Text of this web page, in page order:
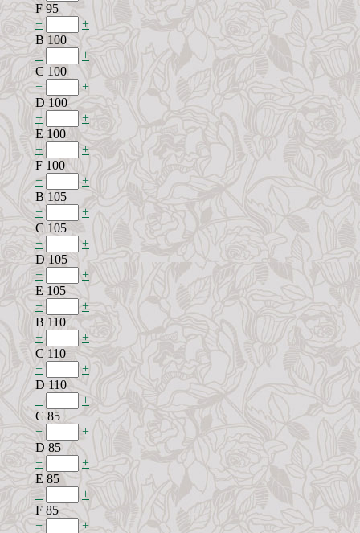
F 95
−
+
B 100
−
+
C 100
−
+
D 100
−
+
E 100
−
+
F 100
−
+
B 105
−
+
C 105
−
+
D 105
−
+
E 105
−
+
B 110
−
+
C 110
−
+
D 110
−
+
C 85
−
+
D 85
−
+
E 85
−
+
F 85
−
+